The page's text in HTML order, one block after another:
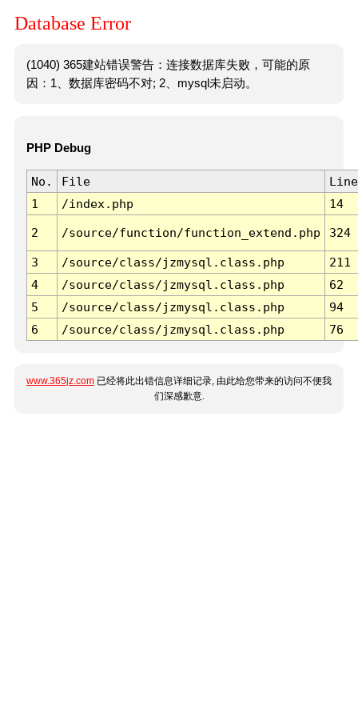
Database Error
(1040) 365建站错误警告：连接数据库失败，可能的原
因：1、数据库密码不对; 2、mysql未启动。
PHP Debug
No. File
Line
1
/index.php 14
2 /source/function/function_extend.php 324
3 /source/class/jzmysql.class.php
211
4
/source/class/jzmysql.class.php
62
5
/source/class/jzmysql.class.php
94
6
/source/class/jzmysql.class.php 76
www.365jz.com 已经将此出错信息详细记录, 由此给您带来的访问不便我
们深感歉意.